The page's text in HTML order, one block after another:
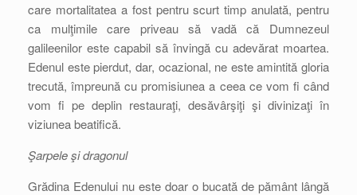
care mortalitatea a fost pentru scurt timp anulată, pentru
ca mulţimile care priveau să vadă că Dumnezeul
galileenilor este capabil să învingă cu adevărat moartea.
Edenul este pierdut, dar, ocazional, ne este amintită gloria
trecută, împreună cu promisiunea a ceea ce vom fi când
vom fi pe deplin restauraţi, desăvârşiţi şi divinizaţi în
viziunea beatifică.
Şarpele şi dragonul
Grădina Edenului nu este doar o bucată de pământ lângă